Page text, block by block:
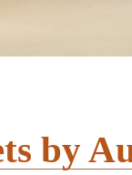
by